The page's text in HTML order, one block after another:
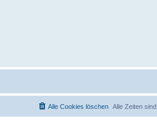
Alle Zeiten sind
Alle Cookies löschen